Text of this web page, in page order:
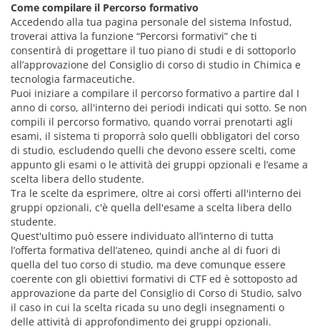
Come compilare il Percorso formativo
Accedendo alla tua pagina personale del sistema Infostud,
troverai attiva la funzione “Percorsi formativi” che ti
consentirà di progettare il tuo piano di studi e di sottoporlo
all’approvazione del Consiglio di corso di studio in Chimica e
tecnologia farmaceutiche.
Puoi iniziare a compilare il percorso formativo a partire dal I
anno di corso, all'interno dei periodi indicati qui sotto. Se non
compili il percorso formativo, quando vorrai prenotarti agli
esami, il sistema ti proporrà solo quelli obbligatori del corso
di studio, escludendo quelli che devono essere scelti, come
appunto gli esami o le attività dei gruppi opzionali e l’esame a
scelta libera dello studente.
Tra le scelte da esprimere, oltre ai corsi offerti all'interno dei
gruppi opzionali, c'è quella dell'esame a scelta libera dello
studente.
Quest'ultimo può essere individuato all’interno di tutta
l’offerta formativa dell’ateneo, quindi anche al di fuori di
quella del tuo corso di studio, ma deve comunque essere
coerente con gli obiettivi formativi di CTF ed è sottoposto ad
approvazione da parte del Consiglio di Corso di Studio, salvo
il caso in cui la scelta ricada su uno degli insegnamenti o
delle attività di approfondimento dei gruppi opzionali.